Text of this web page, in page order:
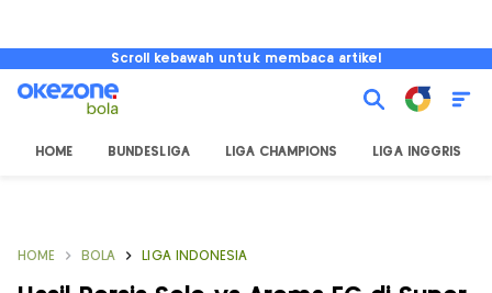
Scroll kebawah untuk membaca artikel
HOME BUNDESLIGA LIGA CHAMPIONS LIGA INGGRIS
HOME BOLA LIGA INDONESIA